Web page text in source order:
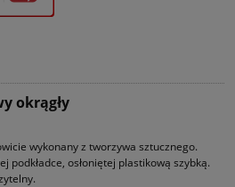
okrągły
wykonany z tworzywa sztucznego.
podkładce, osłoniętej plastikową szybką.